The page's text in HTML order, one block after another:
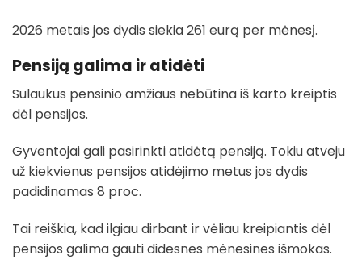
2026 metais jos dydis siekia 261 eurą per mėnesį.
Pensiją galima ir atidėti
Sulaukus pensinio amžiaus nebūtina iš karto kreiptis
dėl pensijos.
Gyventojai gali pasirinkti atidėtą pensiją. Tokiu atveju
už kiekvienus pensijos atidėjimo metus jos dydis
padidinamas 8 proc.
Tai reiškia, kad ilgiau dirbant ir vėliau kreipiantis dėl
pensijos galima gauti didesnes mėnesines išmokas.